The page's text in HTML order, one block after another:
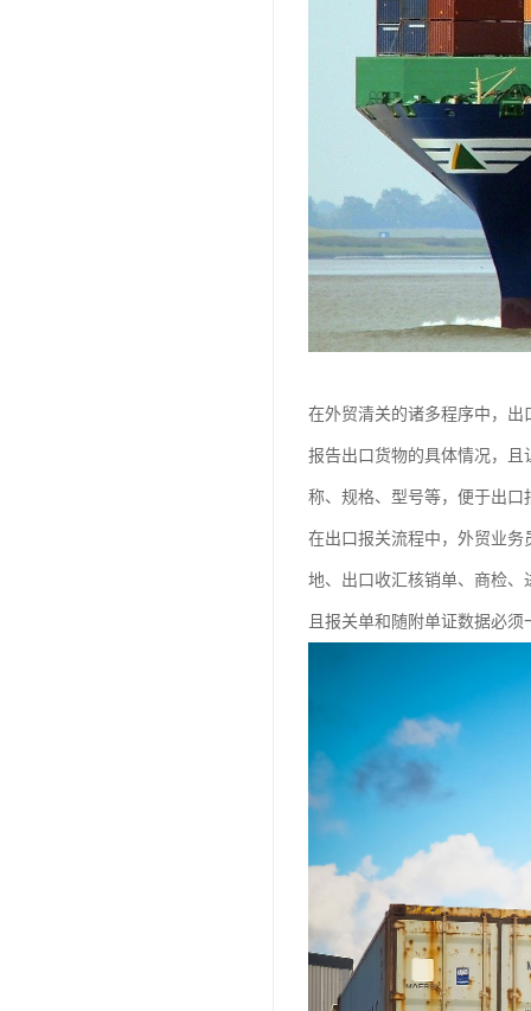
在外贸清关的诸多程序中，
报告出口货物的具体情况，
称、规格、型号等，便于出口
在出口报关流程中，外贸业
地、出口收汇核销单、商检
且报关单和随附单证数据必须